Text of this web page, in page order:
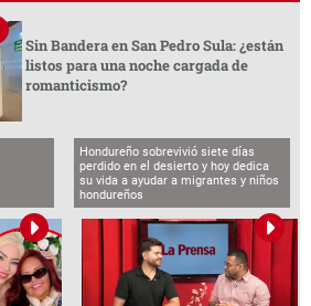
Sin Bandera en San Pedro Sula: ¿están
listos para una noche cargada de
romanticismo?
Hondureño sobrevivió siete días
perdido en el desierto y hoy dedica
su vida a ayudar a migrantes y niños
hondureños